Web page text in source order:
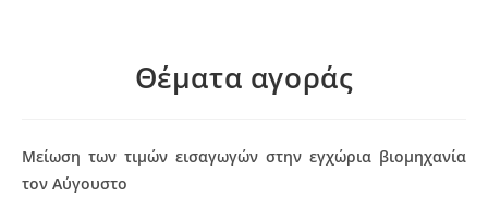
Θέματα αγοράς
Μείωση των τιμών εισαγωγών στην εγχώρια βιομηχανία
τον Αύγουστο